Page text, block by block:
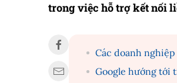
trong việc hỗ trợ kết nối
Các doanh
Google hướng tới